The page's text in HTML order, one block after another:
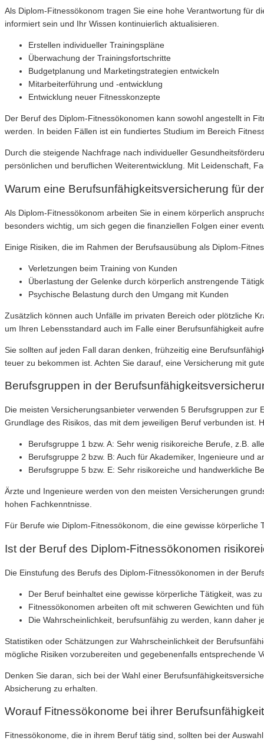
Als Diplom-Fitnessökonom tragen Sie eine hohe Verantwortung für
informiert sein und Ihr Wissen kontinuierlich aktualisieren.
Erstellen individueller Trainingspläne
Überwachung der Trainingsfortschritte
Budgetplanung und Marketingstrategien entwickeln
Mitarbeiterführung und -entwicklung
Entwicklung neuer Fitnesskonzepte
Der Beruf des Diplom-Fitnessökonomen kann sowohl angestellt in
werden. In beiden Fällen ist ein fundiertes Studium im Bereich
Durch die steigende Nachfrage nach individueller
persönlichen und beruflichen Weiterentwicklung. Mit Leidenschaft,
Warum eine Berufsunfähigkeitsversicherung für
Als Diplom-Fitnessökonom arbeiten Sie in einem körperlich
besonders wichtig, um sich gegen die finanziellen Folgen einer
Einige Risiken, die im Rahmen der Berufsausübung als Diplom-
Verletzungen beim Training von Kunden
Überlastung der Gelenke durch körperlich anstrengende
Psychische Belastung durch den Umgang mit Kunden
Zusätzlich können auch Unfälle im privaten Bereich oder plötzliche
um Ihren Lebensstandard auch im Falle einer Berufsunfähigkeit
Sie sollten auf jeden Fall daran denken, frühzeitig eine
teuer zu bekommen ist. Achten Sie darauf, eine Versicherung mit
Berufsgruppen in der
Die meisten Versicherungsanbieter verwenden 5 Berufsgruppen
Grundlage des Risikos, das mit dem jeweiligen Beruf verbunden ist.
Berufsgruppe 1 bzw. A: Sehr wenig risikoreiche Berufe, z.B.
Berufsgruppe 2 bzw. B: Auch für Akademiker, Ingenieure und
Berufsgruppe 5 bzw. E: Sehr risikoreiche und handwerkliche
Ärzte und Ingenieure werden von den meisten Versicherungen
hohen Fachkenntnisse.
Für Berufe wie Diplom-Fitnessökonom, die eine gewisse
Ist der Beruf des Diplom-Fitnessökonomen
Die Einstufung des Berufs des Diplom-Fitnessökonomen in der
Der Beruf beinhaltet eine gewisse körperliche Tätigkeit, was
Fitnessökonomen arbeiten oft mit schweren Gewichten und
Die Wahrscheinlichkeit, berufsunfähig zu werden, kann daher
Statistiken oder Schätzungen zur Wahrscheinlichkeit der
mögliche Risiken vorzubereiten und gegebenenfalls entsprechende
Denken Sie daran, sich bei der Wahl einer
Absicherung zu erhalten.
Worauf Fitnessökonome bei ihrer
Fitnessökonome, die in ihrem Beruf tätig sind, sollten bei der